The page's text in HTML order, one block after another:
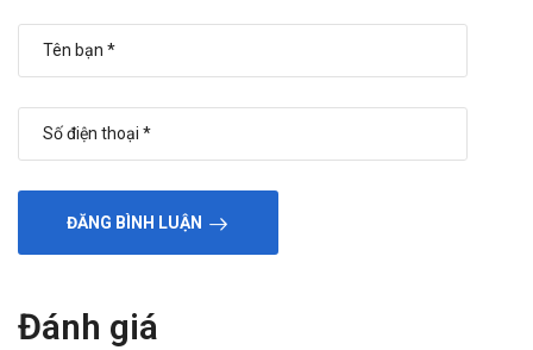
ĐĂNG BÌNH LUẬN
Đánh giá